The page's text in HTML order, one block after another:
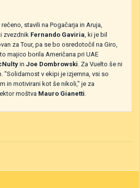
stavili na Pogačarja in Aruja,
zvezdnik Fernando Gaviria, ki je bil
za Tour, pa se bo osredotočil na Giro,
majico borila Američana pri UAE
in Joe Dombrowski. Za Vuelto še ni
"Solidarnost v ekipi je izjemna, vsi so
in motivirani kot še nikoli," je za
moštva Mauro Gianetti.